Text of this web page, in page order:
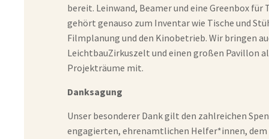
bereit. Leinwand, Beamer und eine Greenbox für
gehört genauso zum Inventar wie Tische und
Filmplanung und den Kinobetrieb. Wir bringen
LeichtbauZirkuszelt und einen großen Pavillon
Projekträume mit.
Danksagung
Unser besonderer Dank gilt den zahlreichen
engagierten, ehrenamtlichen Helfer*innen,